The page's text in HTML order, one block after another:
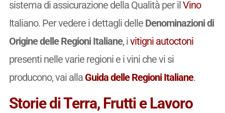
sistema di assicurazione della Qualità per ilVino
Italiano. Per vedere i dettagli delle Denominazioni di
Origine delle Regioni Italiane, ivitigni autoctoni
presenti nelle varie regioni e i vini che vi si
producono, vai alla Guida delle Regioni Italiane.
Storie di Terra, Frutti e Lavoro